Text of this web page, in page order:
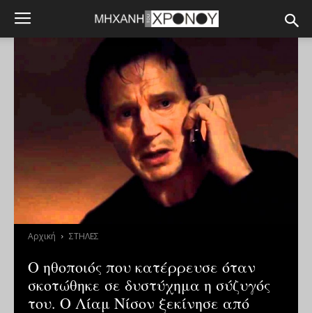
Αρχική ΣΤΗΛΕΣ
Ο ηθοποιός που κατέρρευσε όταν
σκοτώθηκε σε δυστύχημα η σύζυγός
του. Ο Λίαμ Νίσον ξεκίνησε από